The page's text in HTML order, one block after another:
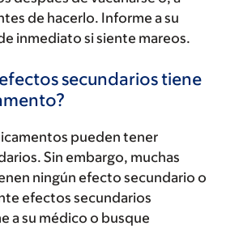
de hacerlo. Informe a su
inmediato si siente mareos.
secundarios tiene
pueden tener
Sin embargo, muchas
ningún efecto secundario o
efectos secundarios
a su médico o busque